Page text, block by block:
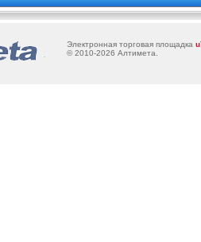
Электронная торговая площадка u
© 2010-2026 Алтимета